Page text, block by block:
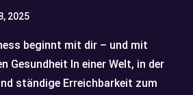
2025
beginnt mit dir – und mit
Gesundheit In einer Welt, in der
ständige Erreichbarkeit zum